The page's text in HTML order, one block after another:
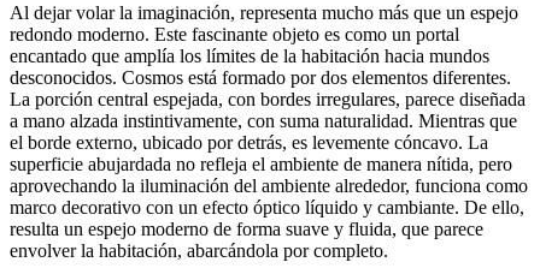
Al dejar volar la imaginación, representa mucho más que un espejo
redondo moderno. Este fascinante objeto es como un portal
encantado que amplía los límites de la habitación hacia mundos
desconocidos. Cosmos está formado por dos elementos diferentes.
La porción central espejada, con bordes irregulares, parece diseñada
a mano alzada instintivamente, con suma naturalidad. Mientras que
el borde externo, ubicado por detrás, es levemente cóncavo. La
superficie abujardada no refleja el ambiente de manera nítida, pero
aprovechando la iluminación del ambiente alrededor, funciona como
marco decorativo con un efecto óptico líquido y cambiante. De ello,
resulta un espejo moderno de forma suave y fluida, que parece
envolver la habitación, abarcándola por completo.